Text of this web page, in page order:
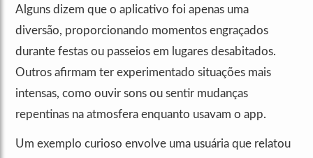
Alguns dizem que o aplicativo foi apenas uma
diversão, proporcionando momentos engraçados
durante festas ou passeios em lugares desabitados.
Outros afirmam ter experimentado situações mais
intensas, como ouvir sons ou sentir mudanças
repentinas na atmosfera enquanto usavam o app.
Um exemplo curioso envolve uma usuária que relatou